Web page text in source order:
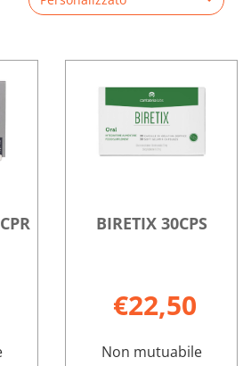
BIRETIX 30CPS
€22,50
Non mutuabile